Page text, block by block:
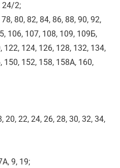
24/2;
80, 82, 84, 86, 88, 90, 92,
106, 107, 108, 109, 109Б,
122, 124, 126, 128, 132, 134,
150, 152, 158, 158А, 160,
22, 24, 26, 28, 30, 32, 34,
9, 19;